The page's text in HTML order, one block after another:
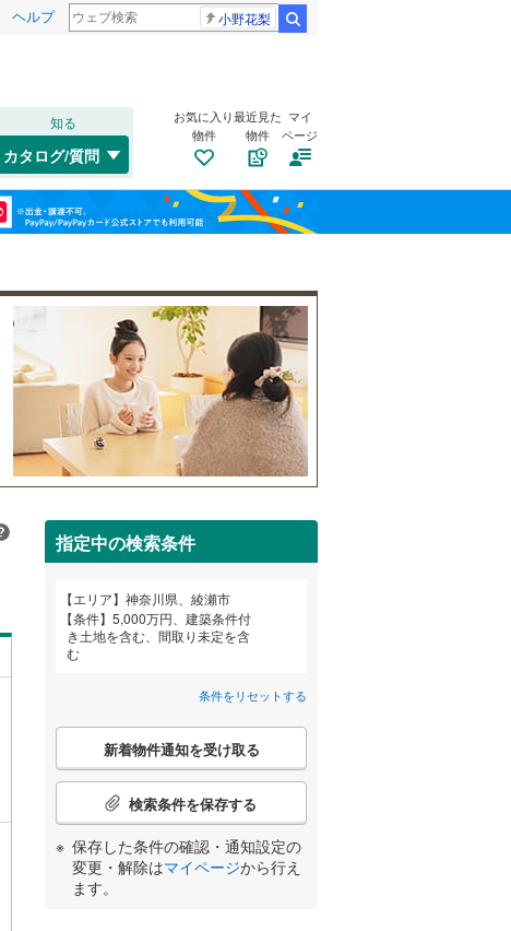
ヘルプ 小野花梨
知る
カタログ/質問
お気に入り
物件
最近見た
物件
マイ
ページ
指定中の検索条件
エリア
神奈川県、綾瀬市
条件
5,000万円、建築条件付
き土地を含む、間取り未定を含
む
条件をリセットする
こ
検
条
件
新着物件通知を受け取る
検索条件を保存する
保存した条件の確認・通知設定の
変更・解除はマイページから行え
ます。
福島
和歌山
鹿児島 沖縄
条件をリセットする
中原区(10)
宮前区(95)
22)
保土ケ谷区(58
)
港北区(7)
旭区 (119
都筑区(3)
南区(359 )
鎌倉市
(143)
伊勢原市(79)
南足柄市(3)
高座郡寒川町(85)
条件をリセットする
蓼川(13)
寺尾中(1)
4)
上土棚南(5)
深谷中(26)
条件をリセットする
東海道本線(
横浜線
埼京線(0)
小田急江ノ島線 60)
東急大井町線(0)
こどもの国線(0)
京急大師線(0)
相模鉄道本線(148)
横浜シーサイドライン(0)
湘南モノレール江の島線
伊豆箱根鉄道大雄山線(0)
条件をリセットする
条件をリセットする
トイレ２か所（166）
太陽光発電システム（1）
南道路（28）
住宅性能評価付き
小学校まで1km以内（ 99）
条件をリセットする